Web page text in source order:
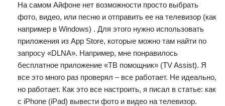
На самом Айфоне нет возможности просто выбрать
фото, видео, или песню и отправить ее на телевизор (как
например в Windows) . Для этого нужно использовать
приложения из App Store, которые можно там найти по
запросу «DLNA». Например, мне понравилось
бесплатное приложение «ТВ помощник» (TV Assist). Я
все это много раз проверял – все работает. Не идеально,
но работает. Как это все настроить, я писал в статье: как
с iPhone (iPad) вывести фото и видео на телевизор.